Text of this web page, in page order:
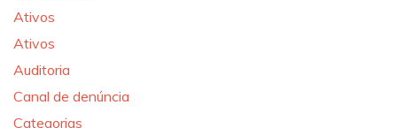
Ativos
Ativos
Auditoria
Canal de denúncia
Categorias